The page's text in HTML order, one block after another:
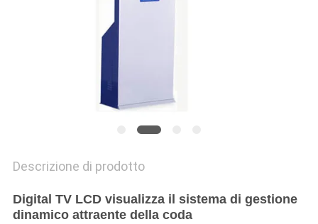
Descrizione di prodotto
Digital TV LCD visualizza il sistema di gestione
dinamico attraente della coda